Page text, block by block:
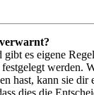
es eigene
werden.
hast, kann sie dir